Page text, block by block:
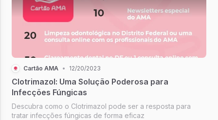
Cartão AMA • 12/20/2023
Clotrimazol: Uma Solução Poderosa para
Infecções Fúngicas
Descubra como o Clotrimazol pode ser a resposta para
tratar infecções fúngicas de forma eficaz